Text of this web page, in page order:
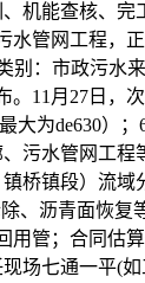
机能查核、
管网工程，
别：市政污水
11月27日，
大为de630）
污水管网工
桥镇段）流
、沥青面恢
管；合同估
场七通一平